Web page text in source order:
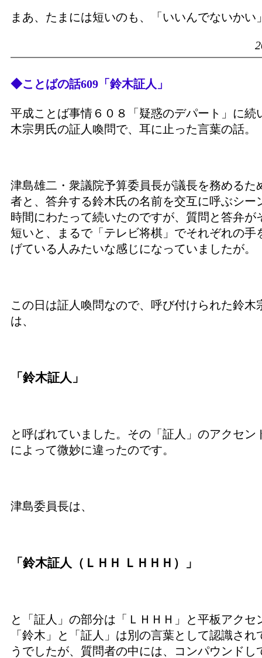
まあ、たまには短いのも、「いいんでないかい
◆ことばの話609「鈴木証人」
平成ことば事情６０８「疑惑のデパート」に続
木宗男氏の証人喚問で、耳に止った言葉の話。
津島雄二・衆議院予算委員長が議長を務めるた
者と、答弁する鈴木氏の名前を交互に呼ぶシー
時間にわたって続いたのですが、質問と答弁が
短いと、まるで「テレビ将棋」でそれぞれの手
げている人みたいな感じになっていましたが。
この日は証人喚問なので、呼び付けられた鈴木
は、
「鈴木証人」
と呼ばれていました。その「証人」のアクセン
によって微妙に違ったのです。
津島委員長は、
「鈴木証人（ＬＨＨ ＬＨＨＨ）」
と「証人」の部分は「ＬＨＨＨ」と平板アクセ
「鈴木」と「証人」は別の言葉として認識され
うでしたが、質問者の中には、コンパウンドし